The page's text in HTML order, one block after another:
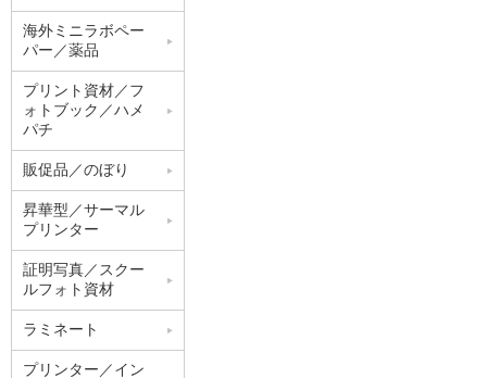
海外ミニラボペー
パー／薬品
プリント資材／フ
ォトブック／ハメ
パチ
販促品／のぼり
昇華型／サーマル
プリンター
証明写真／スクー
ルフォト資材
ラミネート
プリンター／イン